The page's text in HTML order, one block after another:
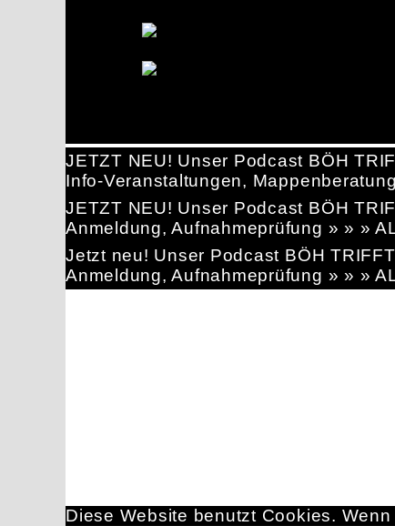
JETZT NEU! Unser Podcast BÖH
Info-Veranstaltungen,
JETZT NEU! Unser Podcast BÖH
Anmeldung, Aufnahmeprüfung » » »
Jetzt neu! Unser Podcast BÖH
Anmeldung, Aufnahmeprüfung » » »
Diese Website benutzt Cookies.